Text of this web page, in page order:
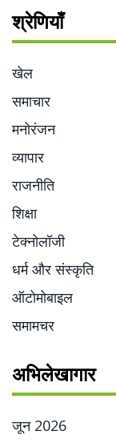
श्रेणियाँ
खेल
समाचार
मनोरंजन
व्यापार
राजनीति
शिक्षा
टेक्नोलॉजी
धर्म और संस्कृति
ऑटोमोबाइल
समामचर
अभिलेखागार
जून 2026